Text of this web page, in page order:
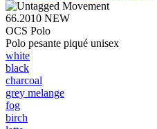
66.2010 NEW
OCS Polo
Polo pesante piqué unisex
white
black
charcoal
grey melange
fog
birch